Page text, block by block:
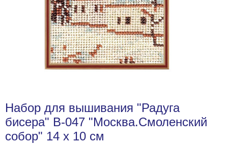
Набор для вышивания "Радуга
бисера" В-047 "Москва.Смоленский
собор" 14 х 10 см